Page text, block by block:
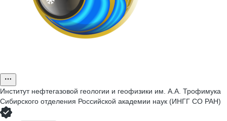
Институт нефтегазовой геологии и геофизики им. А.А. Трофимука
Сибирского отделения Российской академии наук (ИНГГ СО РАН)